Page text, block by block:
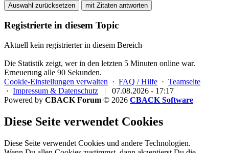
Auswahl zurücksetzen mit Zitaten antworten
Registrierte in diesem Topic
Aktuell kein registrierter in diesem Bereich
Die Statistik zeigt, wer in den letzten 5 Minuten online war.
Erneuerung alle 90 Sekunden.
Cookie-Einstellungen verwalten · FAQ / Hilfe · Teamseite
· Impressum & Datenschutz |
07.08.2026 - 17:17
Powered by CBACK Forum © 2026 CBACK Software
Diese Seite verwendet Cookies
Diese Seite verwendet Cookies und andere Technologien.